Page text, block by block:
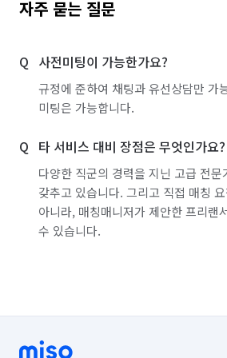
자주 묻는 질문
사전미팅이 가능한가요?
규정에 준하여 채팅과 유선상담만 가
미팅은 가능합니다.
타 서비스 대비 장점은 무엇인가요?
다양한 직군의 경력을 지닌 고급 전문
갖추고 있습니다. 그리고 직접 매칭
아니라, 매칭매니저가 제안한 프리랜
수 있습니다.